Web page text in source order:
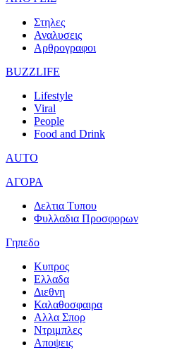
Στηλες
Αναλυσεις
Αρθρογραφοι
BUZZLIFE
Lifestyle
Viral
People
Food and Drink
AUTO
ΑΓΟΡΑ
Δελτια Τυπου
Φυλλαδια Προσφορων
Γηπεδο
Κυπρος
Ελλαδα
Διεθνη
Καλαθοσφαιρα
Αλλα Σπορ
Ντριμπλες
Αποψεις